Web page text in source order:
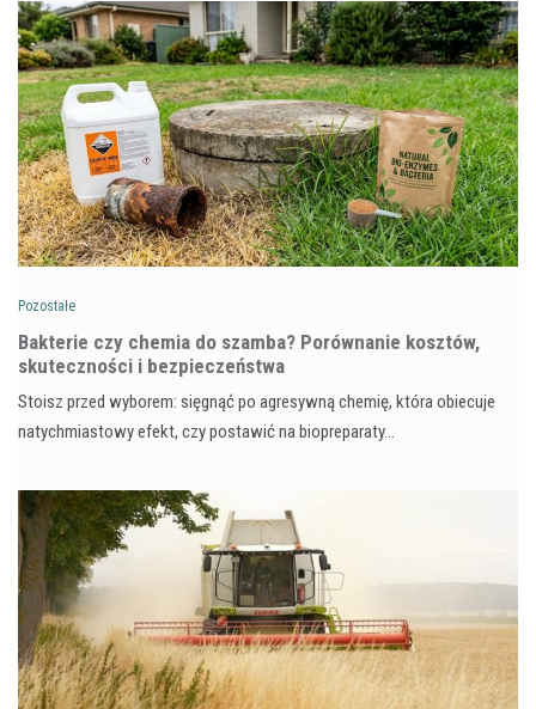
Pozostałe
Bakterie czy chemia do szamba? Porównanie kosztów,
skuteczności i bezpieczeństwa
Stoisz przed wyborem: sięgnąć po agresywną chemię, która obiecuje
natychmiastowy efekt, czy postawić na biopreparaty…